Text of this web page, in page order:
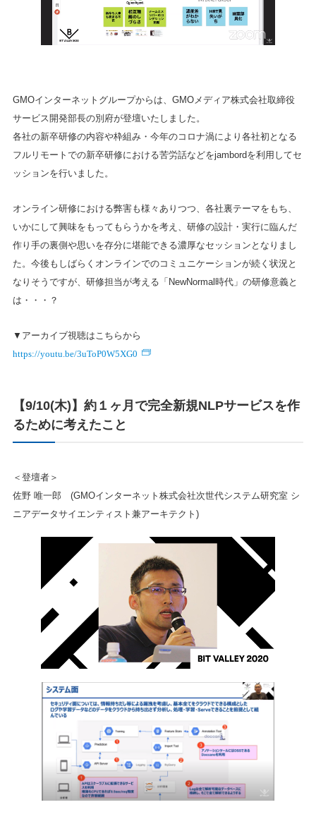
GMOインターネットグループからは、GMOメディア株式会社取締役
サービス開発部長の別府が登壇いたしました。
各社の新卒研修の内容や枠組み・今年のコロナ渦により各社初となる
フルリモートでの新卒研修における苦労話などをjambordを利用してセ
ッションを行いました。
オンライン研修における弊害も様々ありつつ、各社裏テーマをもち、
いかにして興味をもってもらうかを考え、研修の設計・実行に臨んだ
作り手の裏側や思いを存分に堪能できる濃厚なセッションとなりまし
た。今後もしばらくオンラインでのコミュニケーションが続く状況と
なりそうですが、研修担当が考える「NewNormal時代」の研修意義と
は・・・？
▼アーカイブ視聴はこちらから
https://youtu.be/3uToP0W5XG0
【9/10(木)】約１ヶ月で完全新規NLPサービスを作
るために考えたこと
＜登壇者＞
佐野 唯一郎 (GMOインターネット株式会社次世代システム研究室 シ
ニアデータサイエンティスト兼アーキテクト)